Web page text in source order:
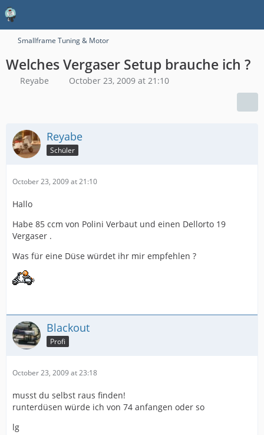
Smallframe Tuning & Motor
Welches Vergaser Setup brauche ich ?
Reyabe October 23, 2009 at 21:10
Reyabe
Schüler
October 23, 2009 at 21:10
Hallo
Habe 85 ccm von Polini Verbaut und einen Dellorto 19
Vergaser .
Was für eine Düse würdet ihr mir empfehlen ?
Blackout
Profi
October 23, 2009 at 23:18
musst du selbst raus finden!
runterdüsen würde ich von 74 anfangen oder so
lg